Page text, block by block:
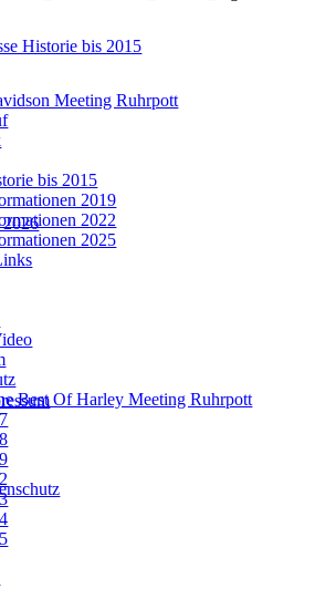
Historie bis 2015
2026
Meeting Ruhrpott
bis 2015
2019
2022
2025
Best Of Harley Meeting Ruhrpott